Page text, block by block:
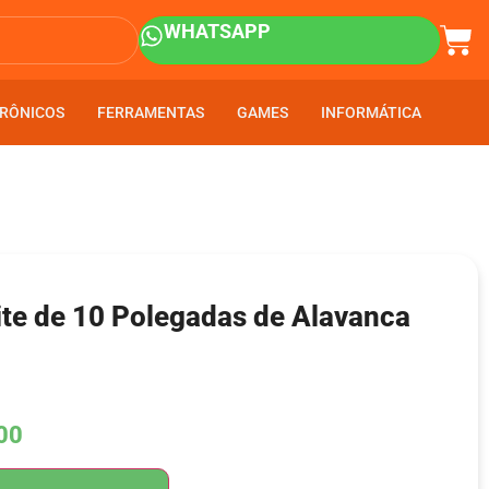
WHATSAPP
FERRAMENTAS GAMES INFORMÁTICA
FERRAMENTAS GAMES INFORMÁTICA
de 10 Polegadas de Alavanca